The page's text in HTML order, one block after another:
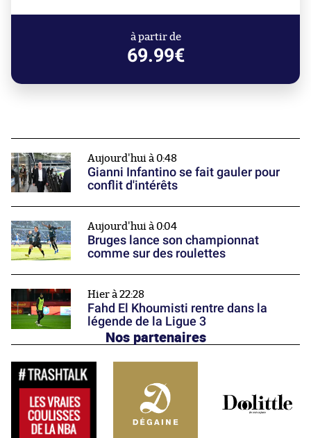
à partir de
69.99€
Aujourd'hui à 0:48
Gianni Infantino se fait gauler pour
conflit d'intérêts
Aujourd'hui à 0:04
Bruges lance son championnat
comme sur des roulettes
Hier à 22:28
Fahd El Khoumisti rentre dans la
légende de la Ligue 3
Nos partenaires